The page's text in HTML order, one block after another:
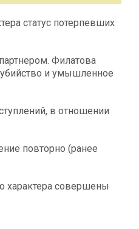
статус потерпевших
Филатова
и умышленное
в отношении
повторно (ранее
характера совершены